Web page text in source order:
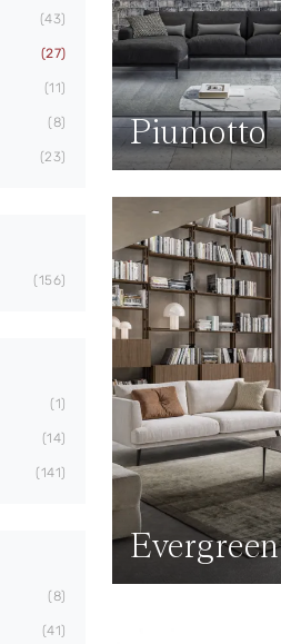
43
27
11
8
23
156
1
14
141
8
41
Piumotto
Evergreen